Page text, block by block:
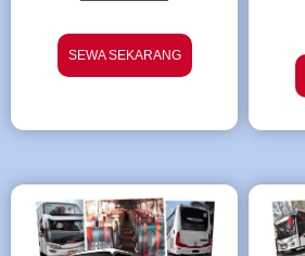
SEWA SEKARANG